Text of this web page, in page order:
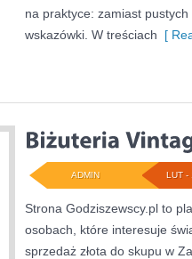
na praktyce: zamiast pustych
wskazówki. W treściach [
LUT -
ADMIN
Strona Godziszewscy.pl to
osobach, które interesuje
sprzedaż złota do skupu w